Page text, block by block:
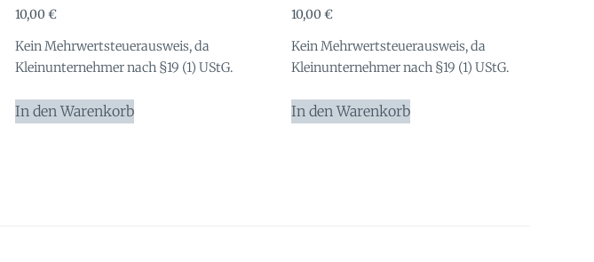
10,00€
Kein Mehrwertsteuerausweis, da
Kleinunternehmer nach §19 (1) UStG.
In den Warenkorb
10,00 €
Kein Mehrwertsteuerausweis, da
Kleinunternehmer nach §19 (1) UStG.
In den Warenkorb